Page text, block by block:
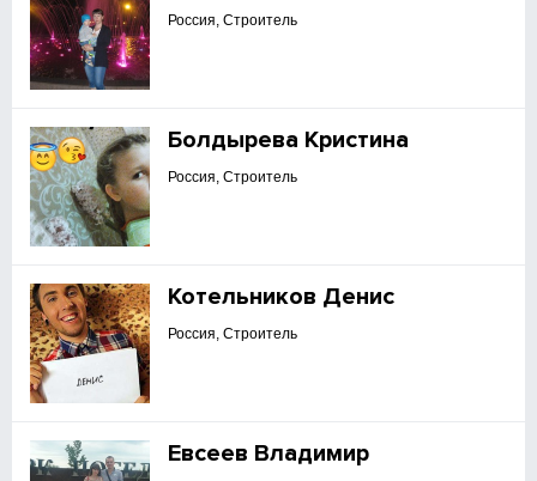
Россия, Строитель
Болдырева Кристина
Россия, Строитель
Котельников Денис
Россия, Строитель
Евсеев Владимир